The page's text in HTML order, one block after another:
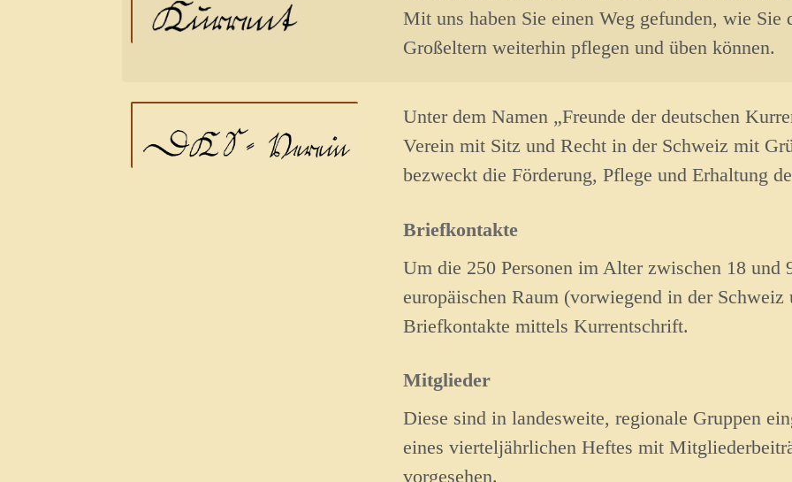
Mit uns haben Sie einen Weg gefunden, wie
Großeltern weiterhin pflegen und üben können.
Unter dem Namen „Freunde der deutschen
Verein mit Sitz und Recht in der Schweiz mit
bezweckt die Förderung, Pflege und Erhaltung
Briefkontakte
Um die 250 Personen im Alter zwischen 18 und
europäischen Raum (vorwiegend in der
Briefkontakte mittels Kurrentschrift.
Mitglieder
Diese sind in landesweite, regionale Gruppen
eines vierteljährlichen Heftes mit
vorgesehen.